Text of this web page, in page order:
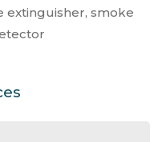
extinguisher, smoke